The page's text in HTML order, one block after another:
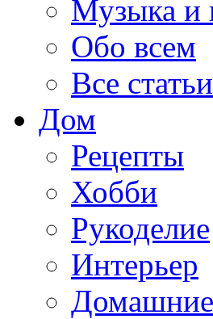
Музыка и
Обо всем
Все статьи
Дом
Рецепты
Хобби
Рукоделие
Интерьер